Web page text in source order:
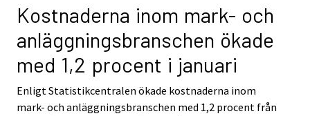
Kostnaderna inom mark- och
anläggningsbranschen ökade
med 1,2 procent i januari
Enligt Statistikcentralen ökade kostnaderna inom
mark- och anläggningsbranschen med 1,2 procent från